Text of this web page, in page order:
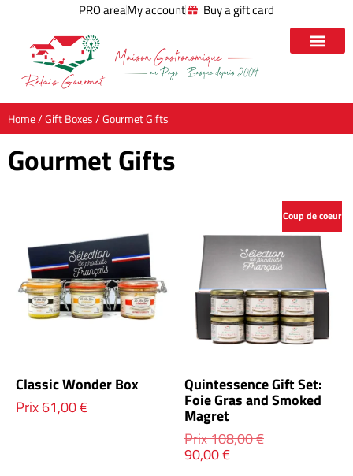
PRO areaMy account Buy a gift card
Home/Gift Boxes/ Gourmet Gifts
Gourmet Gifts
Classic Wonder Box
Prix61,00€
Coup de coeur
Quintessence Gift Set:
Foie Gras and Smoked
Magret
Prix108,00€
90,00€